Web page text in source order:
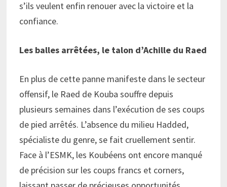
s’ils veulent enfin renouer avec la victoire et la
confiance.
Les balles arrêtées, le talon d’Achille du Raed
En plus de cette panne manifeste dans le secteur
offensif, le Raed de Kouba souffre depuis
plusieurs semaines dans l’exécution de ses coups
de pied arrêtés. L’absence du milieu Hadded,
spécialiste du genre, se fait cruellement sentir.
Face à l’ESMK, les Koubéens ont encore manqué
de précision sur les coups francs et corners,